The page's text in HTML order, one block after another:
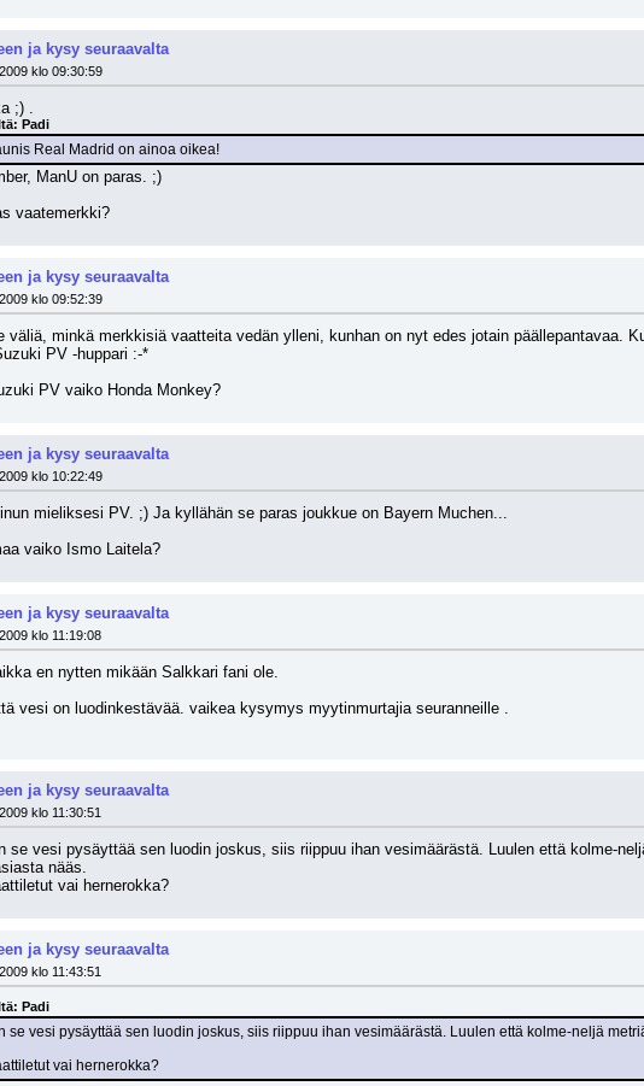
ja kysy seuraavalta
klo 09:30:59
;) .
Padi
Real Madrid on ainoa oikea!
ManU on paras. ;)
vaatemerkki?
ja kysy seuraavalta
klo 09:52:39
väliä, minkä merkkisiä vaatteita vedän ylleni, kunhan on nyt edes jotain päällepantavaa.
PV -huppari :-*
PV vaiko Honda Monkey?
ja kysy seuraavalta
klo 10:22:49
mieliksesi PV. ;) Ja kyllähän se paras joukkue on Bayern Muchen...
vaiko Ismo Laitela?
ja kysy seuraavalta
klo 11:19:08
en nytten mikään Salkkari fani ole.
vesi on luodinkestävää. vaikea kysymys myytinmurtajia seuranneille .
ja kysy seuraavalta
klo 11:30:51
se vesi pysäyttää sen luodin joskus, siis riippuu ihan vesimäärästä. Luulen että kolme-
nääs.
vai hernerokka?
ja kysy seuraavalta
klo 11:43:51
Padi
se vesi pysäyttää sen luodin joskus, siis riippuu ihan vesimäärästä. Luulen että kolme-neljä
vai hernerokka?